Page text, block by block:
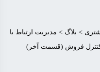
> بلاگ > مدیریت ارتباط با